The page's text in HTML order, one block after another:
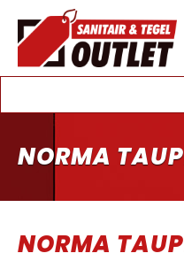
NORMA
NORMA